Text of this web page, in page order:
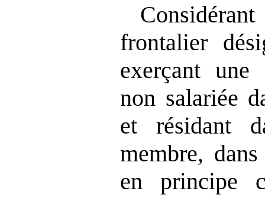
frontalier
exerçant
non salariée
et résidant
membre,
en principe